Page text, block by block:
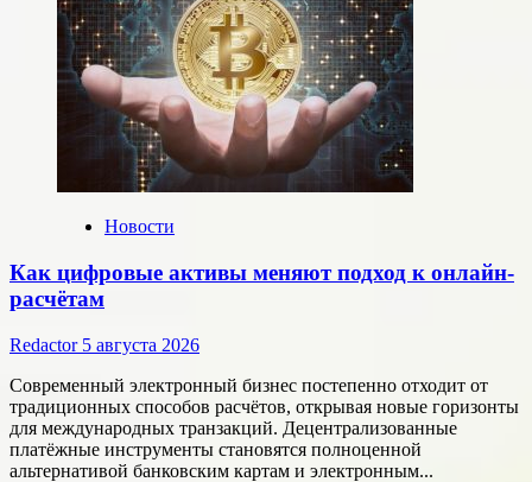
Новости
Как цифровые активы меняют подход к онлайн-
расчётам
Redactor 5 августа 2026
Современный электронный бизнес постепенно отходит от
традиционных способов расчётов, открывая новые горизонты
для международных транзакций. Децентрализованные
платёжные инструменты становятся полноценной
альтернативой банковским картам и электронным...